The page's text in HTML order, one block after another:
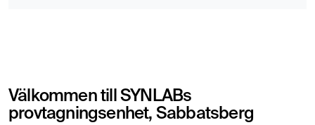
Välkommen till SYNLABs
provtagningsenhet, Sabbatsberg